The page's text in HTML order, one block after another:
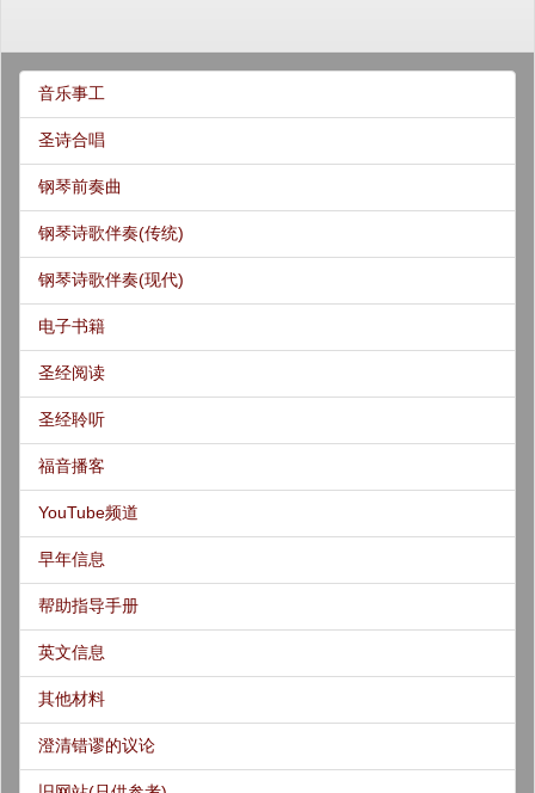
音乐事工
圣诗合唱
钢琴前奏曲
钢琴诗歌伴奏(传统)
钢琴诗歌伴奏(现代)
电子书籍
圣经阅读
圣经聆听
福音播客
YouTube频道
早年信息
帮助指导手册
英文信息
其他材料
澄清错谬的议论